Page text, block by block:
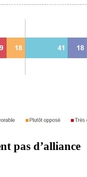
pas d’alliance